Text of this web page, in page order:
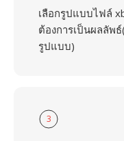
เลือกรูปแบบไฟล์
ต้องการเป็นผลลัพ
รูปแบบ)
3